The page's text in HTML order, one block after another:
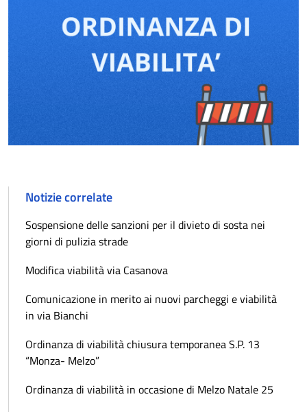
Notizie correlate
Sospensione delle sanzioni per il divieto di sosta nei
giorni di pulizia strade
Modifica viabilità via Casanova
Comunicazione in merito ai nuovi parcheggi e viabilità
in via Bianchi
Ordinanza di viabilità chiusura temporanea S.P. 13
“Monza- Melzo”
Ordinanza di viabilità in occasione di Melzo Natale 25